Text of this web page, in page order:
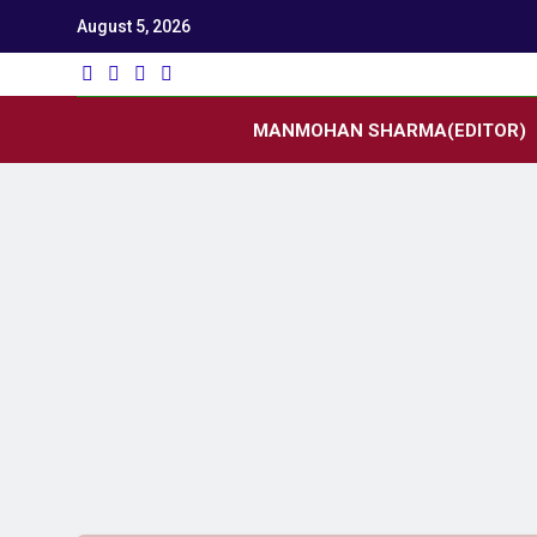
August 5, 2026
MANMOHAN SHARMA(EDITOR)